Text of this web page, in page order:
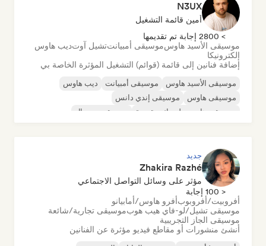
N3UX
أمين قائمة التشغيل
> 2800 إجابة تم تقديمها
موسيقى الأسيد هاوسموسيقى أمبيانتتشيل آوتديب هاوس
إلكترونيكا
إضافة فنانين إلى قائمة (قوائم) التشغيل المؤثرة الخاصة بي
موسيقى الأسيد هاوس موسيقى أمبيانت
ديب هاوس
موسيقى هاوس
موسيقى إندي دانس
موسيقى هاوس ملوديك وتقدمية
موسيقى مينيمال
جديد
Zhakira Razhé
مؤثر على وسائل التواصل الاجتماعي
< 100 إجابة
أفروبيت/أفروبوبأفرو هاوس/أمابيانو
موسيقى تشيل/لو-فاي هيب هوبموسيقى تجارية/شائعة
موسيقى الجاز التجريبية
أنشئ منشورات أو مقاطع فيديو مؤثرة عن الفنانين